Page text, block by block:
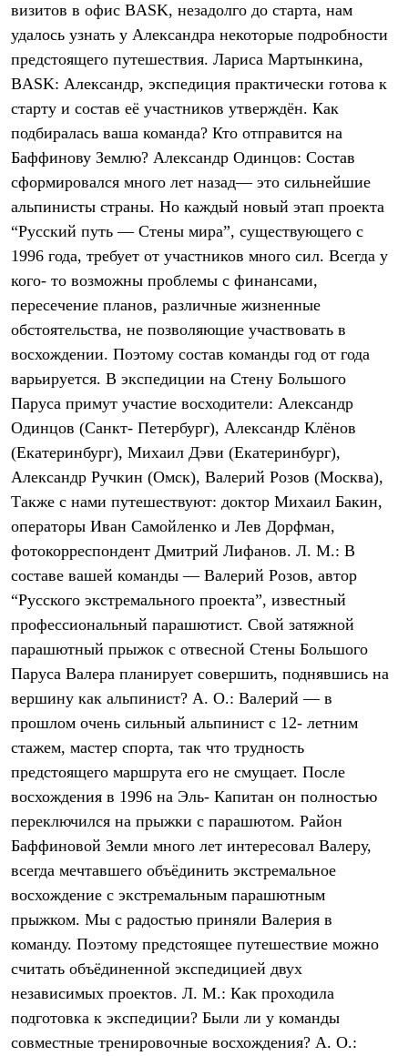
Софтшелл одежда
Куртки
Брюки
Лёгкая одежда
Рубашки
Футболки
Брюки
Термобелье
Теплое термобелье
Среднее термобелье
Легкое термобелье
Флисовая одежда
Куртки
Брюки
Детская одежда
Комбинезоны
Куртки
Утепленная синтетикой
Комбинезоны
Куртки
Брюки
Лёгкая одежда
Футболки
Толстовки
Брюки
Софтшелл одежда
Куртки
Флисовая одежда
Куртки
Брюки
Комбинезоны
Термобелье
Комплект термобелья
Снаряжение
Палатки и тенты
Палатки
Тенты
Аксессуары для палаток
Рюкзаки
Легкоходные
Альпинистские
Аксессуары для рюкзаков
Спальные мешки
Пуховые
С синтетическим утеплителем
Аксессуары для спальников
Сумки и баулы
Баулы
Кошельки
Сумки
Полезные аксессуары
Книги
визитов в офис BASK, незадолго до старта, нам
удалось узнать у Александра некоторые подробности
предстоящего путешествия. Лариса Мартынкина,
BASK: Александр, экспедиция практически готова к
старту и состав её участников утверждён. Как
подбиралась ваша команда? Кто отправится на
Баффинову Землю? Александр Одинцов: Состав
сформировался много лет назад— это сильнейшие
альпинисты страны. Но каждый новый этап проекта
“Русский путь — Стены мира”, существующего с
1996 года, требует от участников много сил. Всегда у
кого- то возможны проблемы с финансами,
пересечение планов, различные жизненные
обстоятельства, не позволяющие участвовать в
восхождении. Поэтому состав команды год от года
варьируется. В экспедиции на Стену Большого
Паруса примут участие восходители: Александр
Одинцов (Санкт- Петербург), Александр Клёнов
(Екатеринбург), Михаил Дэви (Екатеринбург),
Александр Ручкин (Омск), Валерий Розов (Москва),
Также с нами путешествуют: доктор Михаил Бакин,
операторы Иван Самойленко и Лев Дорфман,
фотокорреспондент Дмитрий Лифанов. Л. М.: В
составе вашей команды — Валерий Розов, автор
“Русского экстремального проекта”, известный
профессиональный парашютист. Свой затяжной
парашютный прыжок с отвесной Стены Большого
Паруса Валера планирует совершить, поднявшись на
вершину как альпинист? А. О.: Валерий — в
прошлом очень сильный альпинист с 12- летним
стажем, мастер спорта, так что трудность
предстоящего маршрута его не смущает. После
восхождения в 1996 на Эль- Капитан он полностью
переключился на прыжки с парашютом. Район
Баффиновой Земли много лет интересовал Валеру,
всегда мечтавшего объёдинить экстремальное
восхождение с экстремальным парашютным
прыжком. Мы с радостью приняли Валерия в
команду. Поэтому предстоящее путешествие можно
считать объёдиненной экспедицией двух
независимых проектов. Л. М.: Как проходила
подготовка к экспедиции? Были ли у команды
совместные тренировочные восхождения? А. О.: